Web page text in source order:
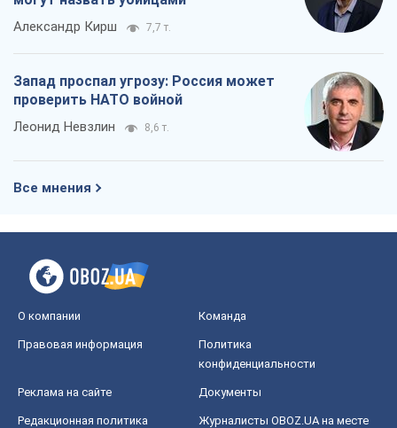
Александр Кирш 7,7 т.
Запад проспал угрозу: Россия может
проверить НАТО войной
Леонид Невзлин 8,6 т.
Все мнения
О компании Команда
Правовая информация
Политика
конфиденциальности
Реклама на сайте Документы
Редакционная политика
Журналисты OBOZ.UA на месте